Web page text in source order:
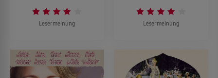
Lesermeinung Lesermeinung